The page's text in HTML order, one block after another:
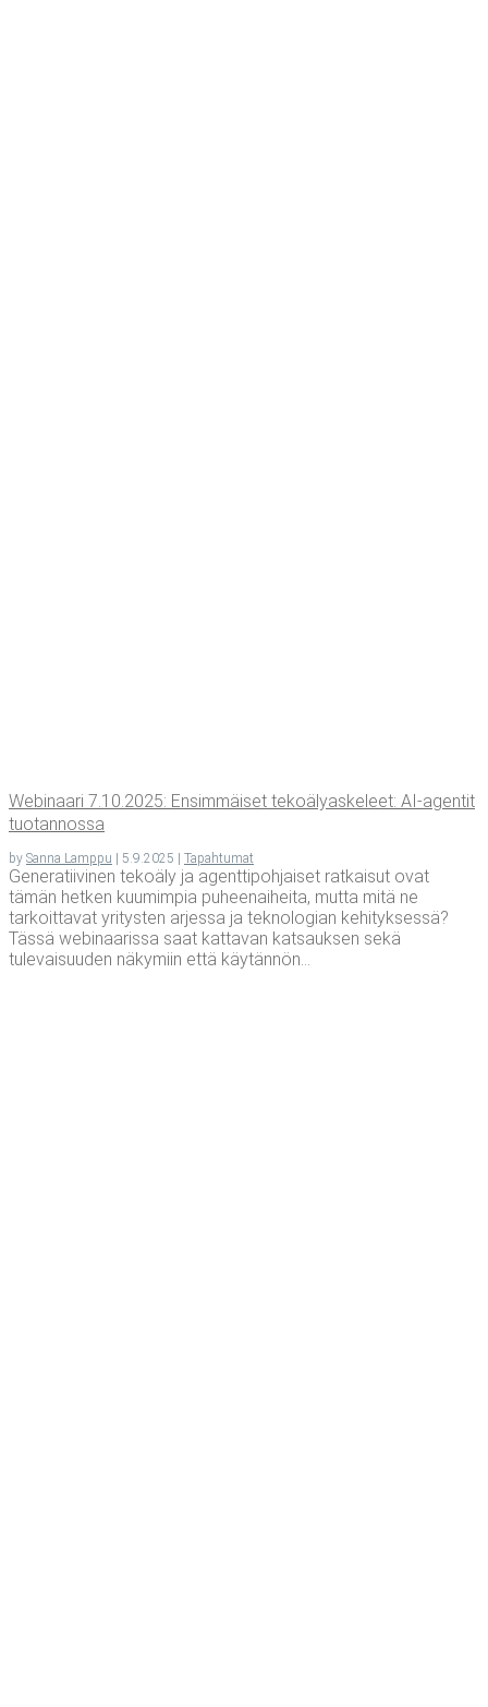
Webi­naa­ri 7.10.2025: Ensim­mäi­set teko­ä­ly­as­ke­leet: AI-agen­tit
tuotannossa
by Sanna Lamppu | 5.9.2025 | Tapahtumat
Generatiivinen tekoäly ja agenttipohjaiset ratkaisut ovat
tämän hetken kuumimpia puheenaiheita, mutta mitä ne
tarkoittavat yritysten arjessa ja teknologian kehityksessä?
Tässä webinaarissa saat kattavan katsauksen sekä
tulevaisuuden näkymiin että käytännön...